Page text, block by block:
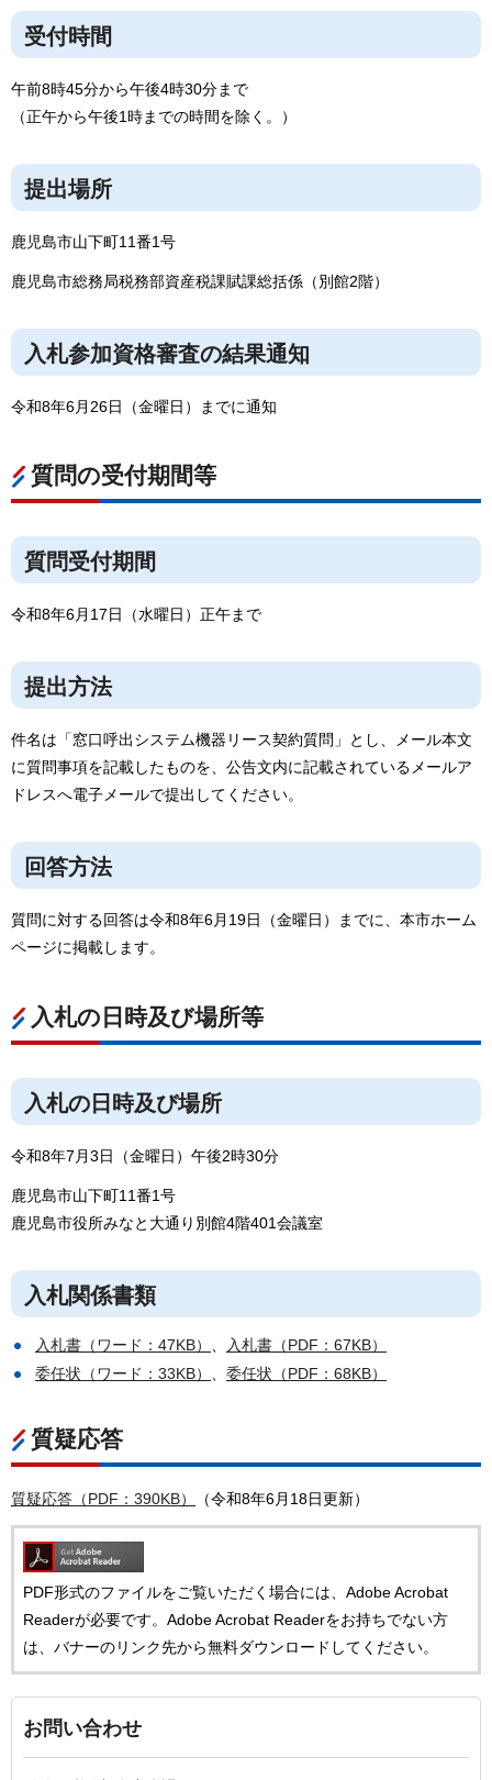
受付時間
午前8時45分から午後4時30分まで
（正午から午後1時までの時間を除く。）
提出場所
鹿児島市山下町11番1号
鹿児島市総務局税務部資産税課賦課総括係（別館2階）
入札参加資格審査の結果通知
令和8年6月26日（金曜日）までに通知
質問の受付期間等
質問受付期間
令和8年6月17日（水曜日）正午まで
提出方法
件名は「窓口呼出システム機器リース契約質問」とし、メール本文
に質問事項を記載したものを、公告文内に記載されているメールア
ドレスへ電子メールで提出してください。
回答方法
質問に対する回答は令和8年6月19日（金曜日）までに、本市ホーム
ページに掲載します。
入札の日時及び場所等
入札の日時及び場所
令和8年7月3日（金曜日）午後2時30分
鹿児島市山下町11番1号
鹿児島市役所みなと大通り別館4階401会議室
入札関係書類
入札書（ワード：47KB）
入札書（PDF：67KB）
委任状（ワード：33KB）
委任状（PDF：68KB）
質疑応答
質疑応答（PDF：390KB） （令和8年6月18日更新）
PDF形式のファイルをご覧いただく場合には、Adobe Acrobat
Readerが必要です。Adobe Acrobat Readerをお持ちでない方
は、バナーのリンク先から無料ダウンロードしてください。
お問い合わせ